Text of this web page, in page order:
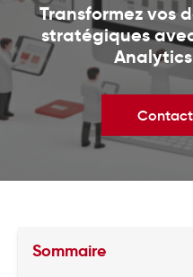
Transformez vos
stratégiques
Sommaire